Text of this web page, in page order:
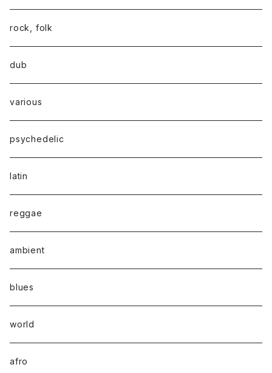
rock, folk
dub
various
psychedelic
latin
reggae
ambient
blues
world
afro